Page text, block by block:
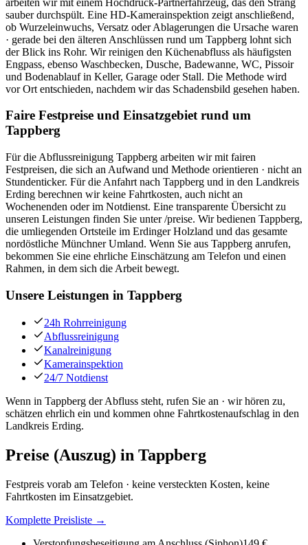
sauber durchspült. Eine HD-Kamerainspektion zeigt anschließend,
ob Wurzeleinwuchs, Versatz oder Ablagerungen die Ursache waren
· gerade bei den älteren Anschlüssen rund um Tappberg lohnt sich
der Blick ins Rohr. Wir reinigen den Küchenabfluss als häufigsten
Engpass, ebenso Waschbecken, Dusche, Badewanne, WC, Pissoir
und Bodenablauf in Keller, Garage oder Stall. Die Methode wird
vor Ort entschieden, nachdem wir das Schadensbild gesehen haben.
Faire Festpreise und Einsatzgebiet rund um
Tappberg
Für die Abflussreinigung Tappberg arbeiten wir mit fairen
Festpreisen, die sich an Aufwand und Methode orientieren · nicht an
Stundenticker. Für die Anfahrt nach Tappberg und in den Landkreis
Erding berechnen wir keine Fahrtkosten, auch nicht an
Wochenenden oder im Notdienst. Eine transparente Übersicht zu
unseren Leistungen finden Sie unter /preise. Wir bedienen Tappberg,
die umliegenden Ortsteile im Erdinger Holzland und das gesamte
nordöstliche Münchner Umland. Wenn Sie aus Tappberg anrufen,
bekommen Sie eine ehrliche Einschätzung am Telefon und einen
Rahmen, in dem sich die Arbeit bewegt.
Unsere Leistungen in Tappberg
24h Rohrreinigung
Abflussreinigung
Kanalreinigung
Kamerainspektion
24/7 Notdienst
Wenn in Tappberg der Abfluss steht, rufen Sie an · wir hören zu,
schätzen ehrlich ein und kommen ohne Fahrtkostenaufschlag in den
Landkreis Erding.
Preise (Auszug) in Tappberg
Festpreis vorab am Telefon · keine versteckten Kosten, keine
Fahrtkosten im Einsatzgebiet.
Komplette Preisliste →